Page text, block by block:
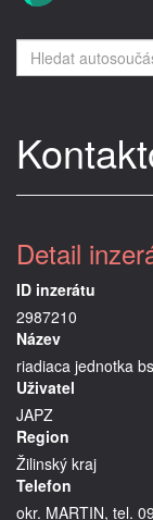
Detail
ID inzerátu
2987210
Název
riadiaca jednotka
Uživatel
JAPZ
Region
Žilinský kraj
Telefon
okr. MARTIN, tel.